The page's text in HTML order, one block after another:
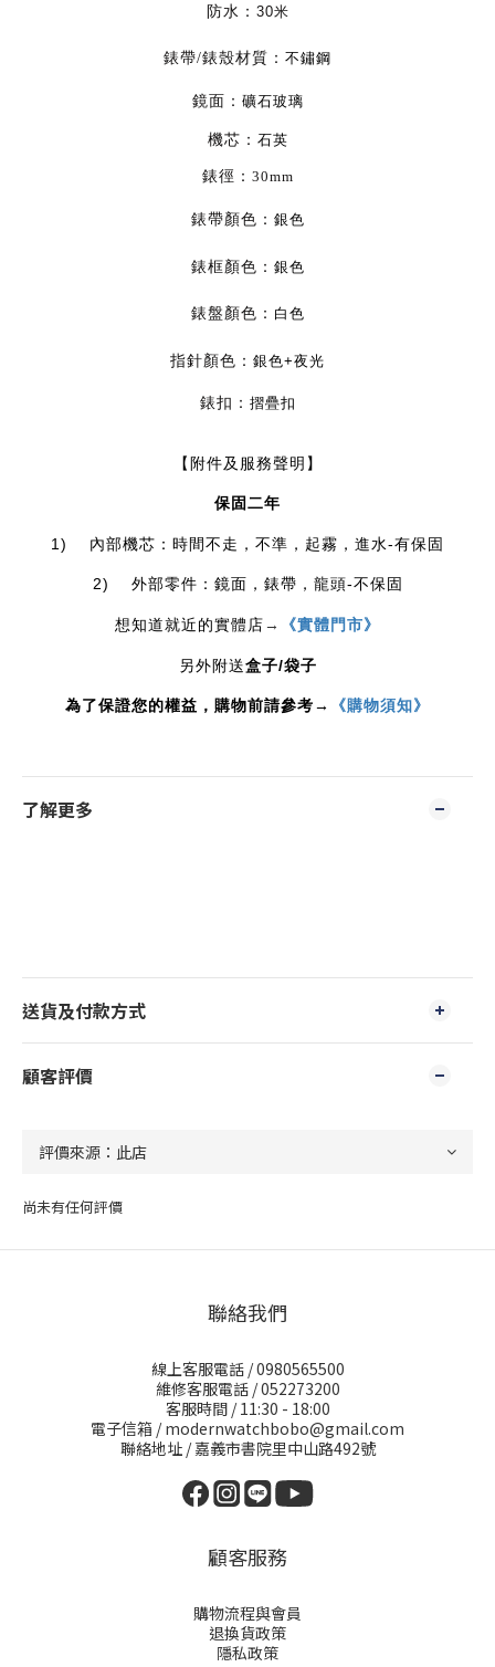
防水： 30米
錶帶/錶殼材質： 不鏽鋼
鏡面： 礦石玻璃
機芯： 石英
錶徑： 30mm
錶帶顏色： 銀色
錶框顏色： 銀色
錶盤顏色： 白色
指針顏色： 銀色+夜光
錶扣： 摺疊扣
【附件及服務聲明】
保固二年
1)    內部機芯：時間不走，不準，起霧，進水-有保固
2)    外部零件：鏡面，錶帶，龍頭-不保固
想知道就近的實體店→ 《實體門市》
另外附送盒子/袋子
為了保證您的權益，購物前請參考→ 《購物須知》
了解更多
送貨及付款方式
顧客評價
尚未有任何評價
聯絡我們
線上客服電話 / 0980565500
維修客服電話 / 052273200
客服時間 / 11:30 - 18:00
電子信箱 / modernwatchbobo@gmail.com
聯絡地址 / 嘉義市書院里中山路492號
顧客服務
購物流程與會員
退換貨政策
隱私政策